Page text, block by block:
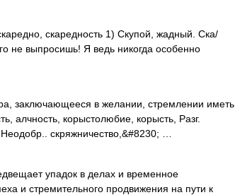
скаредность 1) Скупой, жадный. Ска/
не выпросишь! Я ведь никогда особенно
заключающееся в желании, стремлении иметь
алчность, корыстолюбие, корысть, Разг.
скряжничество,&#8230; …
упадок в делах и временное
и стремительного продвижения на пути к